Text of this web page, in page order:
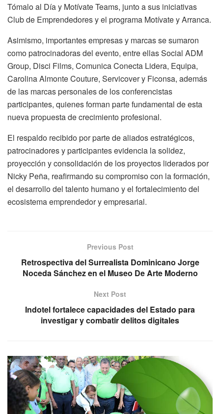
Tómalo al Día y Motívate Teams, junto a sus iniciativas
Club de Emprendedores y el programa Motívate y Arranca.
Asimismo, importantes empresas y marcas se sumaron
como patrocinadoras del evento, entre ellas Social ADM
Group, Disci Films, Comunica Conecta Lidera, Equipa,
Carolina Almonte Couture, Servicover y Ficonsa, además
de las marcas personales de los conferencistas
participantes, quienes forman parte fundamental de esta
nueva propuesta de crecimiento profesional.
El respaldo recibido por parte de aliados estratégicos,
patrocinadores y participantes evidencia la solidez,
proyección y consolidación de los proyectos liderados por
Nicky Peña, reafirmando su compromiso con la formación,
el desarrollo del talento humano y el fortalecimiento del
ecosistema emprendedor y empresarial.
Previous Post
Retrospectiva del Surrealista Dominicano Jorge
Noceda Sánchez en el Museo De Arte Moderno
Next Post
Indotel fortalece capacidades del Estado para
investigar y combatir delitos digitales